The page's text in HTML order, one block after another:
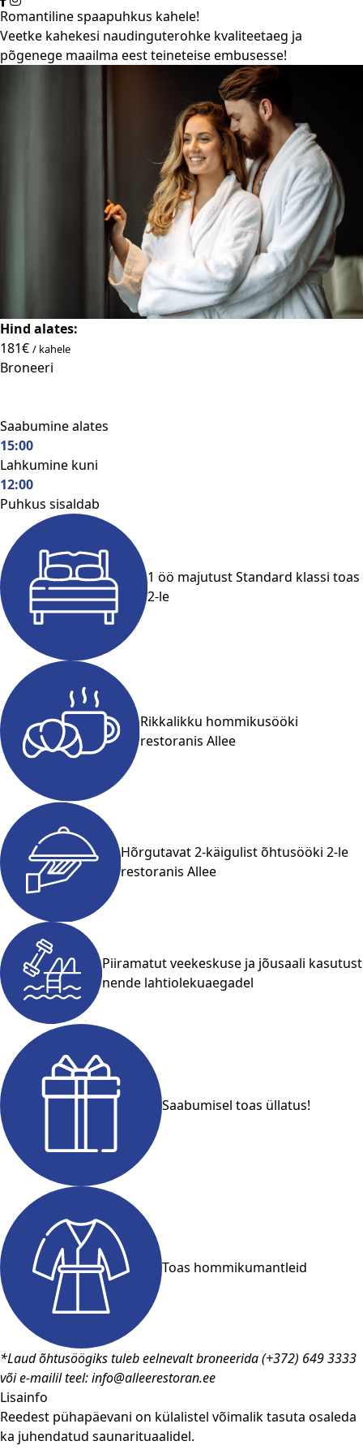
Romantiline spaapuhkus kahele!
Veetke kahekesi naudinguterohke kvaliteetaeg ja
põgenege maailma eest teineteise embusesse!
Hind alates:
181€ / kahele
Broneeri
Saabumine alates
15:00
Lahkumine kuni
12:00
Puhkus sisaldab
1 öö majutust Standard klassi toas
2-le
Rikkalikku hommikusööki
restoranis Allee
Hõrgutavat 2-käigulist õhtusööki 2-le
restoranis Allee
Piiramatut veekeskuse ja jõusaali kasutust
nende lahtiolekuaegadel
Saabumisel toas üllatus!
Toas hommikumantleid
*Laud õhtusöögiks tuleb eelnevalt broneerida (+372) 649 3333
või e-mailil teel: info@alleerestoran.ee
Lisainfo
Reedest pühapäevani on külalistel võimalik tasuta osaleda
ka juhendatud saunarituaalidel.